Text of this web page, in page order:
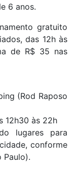
6 anos.
gratuito
das 12h às
de R$ 35 nas
(Rod Raposo
12h30 às 22h
lugares para
conforme
Paulo).